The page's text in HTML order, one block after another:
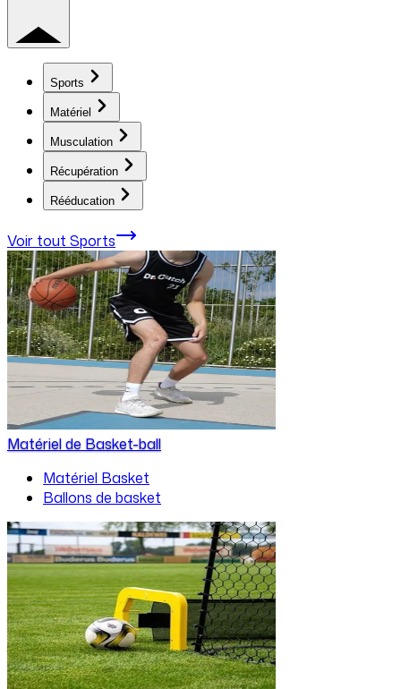
Sports
Matériel
Musculation
Récupération
Rééducation
Voir tout Sports
Matériel de Basket-ball
Matériel Basket
Ballons de basket